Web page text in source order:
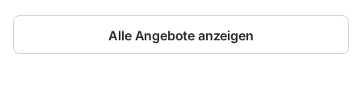
Alle Angebote anzeigen